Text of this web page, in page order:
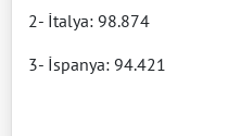
2- İtalya: 98.874
3- İspanya: 94.421